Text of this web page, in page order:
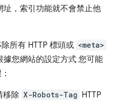
，索引功能就不會禁止他
所有 HTTP 標頭或 <meta>
您網站的設定方式 您可能
移除 X-Robots-Tag HTTP